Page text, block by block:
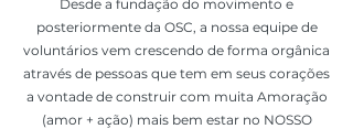
Desde a fundação do movimento e
posteriormente da OSC, a nossa equipe de
voluntários vem crescendo de forma orgânica
através de pessoas que tem em seus corações
a vontade de construir com muita Amoração
(amor + ação) mais bem estar no NOSSO